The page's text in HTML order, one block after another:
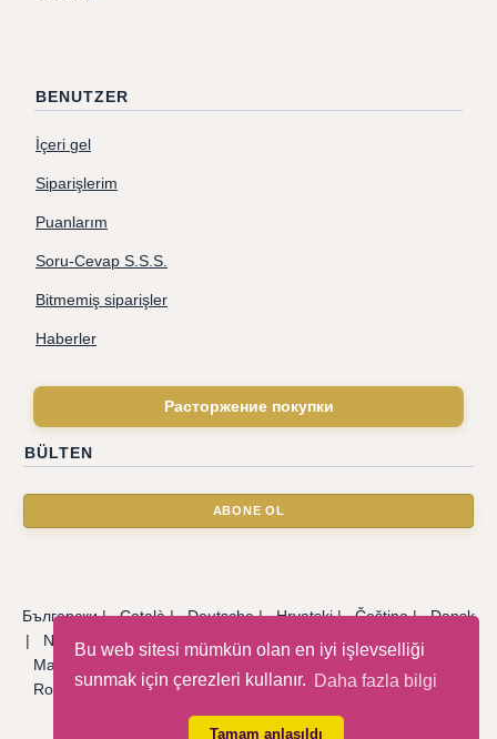
Bu web sitesi mümkün olan en iyi işlevselliği
sunmak için çerezleri kullanır. Daha fazla bilgi
Tamam anlaşıldı
BENUTZER
İçeri gel
Siparişlerim
Puanlarım
Soru-Cevap S.S.S.
Bitmemiş siparişler
Haberler
Расторжение покупки
BÜLTEN
Български|Català|Deutsche|Hrvatski|Čeština|Dansk
| Nederlandse |English| Eesti keel Français |Ελληνικά
Magyar
Polski Português
Română|Русский |Српски|Slovenský| Slovenščina
Español|Svenska|Türkçe